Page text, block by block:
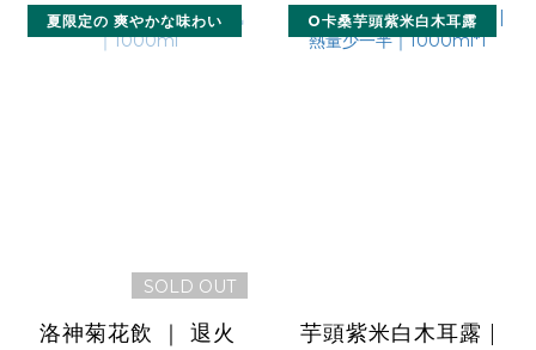
夏限定の 爽やかな味わい
SOLD OUT
洛神菊花飲 ｜ 退火
O卡桑芋頭紫米白木耳露
芋頭紫米白木耳露 |